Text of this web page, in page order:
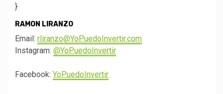
}
RAMON LIRANZO
Email: rliranzo@YoPuedoInvertir.com
Instagram: @YoPuedoInvertir
Facebook: YoPuedoInvertir